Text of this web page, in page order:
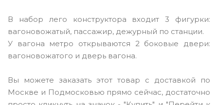
В набор лего конструктора входит 3 фигурки:
вагоновожатый, пассажир, дежурный по станции.
У вагона метро открываются 2 боковые двери:
вагоновожатого и дверь вагона.
Вы можете заказать этот товар с доставкой по
Москве и Подмосковью прямо сейчас, достаточно